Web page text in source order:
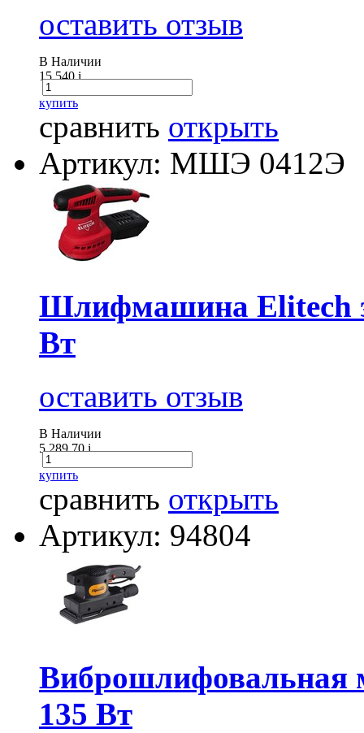
оставить отзыв
В Наличии
15 540i
купить
сравнить открыть
Артикул: МШЭ 0412Э
Шлифмашина Elitech
Вт
оставить отзыв
В Наличии
5 289.70i
купить
сравнить открыть
Артикул: 94804
Виброшлифовальная
135 Вт